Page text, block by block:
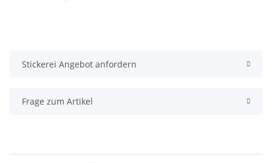
Stickerei Angebot anfordern
Frage zum Artikel